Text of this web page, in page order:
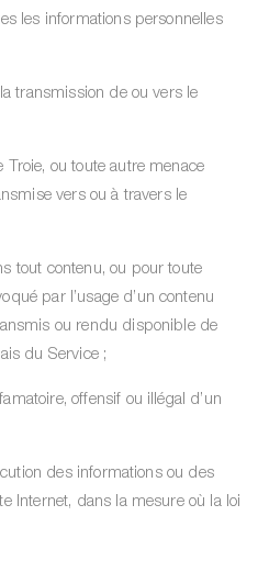
les informations personnelles
transmission de ou vers le
ou toute autre menace
vers ou à travers le
tout contenu, ou pour toute
par l’usage d’un contenu
ou rendu disponible de
du Service ;
offensif ou illégal d’un
des informations ou des
Internet, dans la mesure où la loi